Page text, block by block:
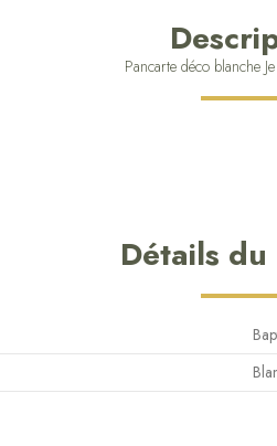
Pancarte déco blanche
Détails